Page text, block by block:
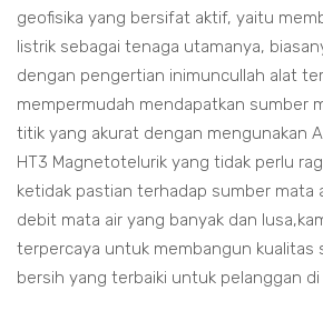
geofisika yang bersifat aktif, yaitu
listrik sebagai tenaga utamanya,
dengan pengertian inimuncullah alat
mempermudah mendapatkan sumber
titik yang akurat dengan mengunakan
HT3 Magnetotelurik yang tidak perlu
ketidak pastian terhadap sumber mata
debit mata air yang banyak dan
terpercaya untuk membangun kualitas
bersih yang terbaiki untuk pelanggan